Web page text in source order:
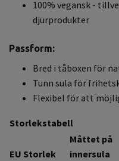
100% vegansk -
djurprodukter
Passform:
Bred i tåboxen för
Tunn sula för
Flexibel för att
Storlekstabell
EU Storlek
Måttet på
innersula